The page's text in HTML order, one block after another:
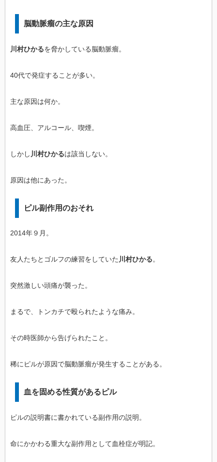
脳動脈瘤の主な原因
川村ひかるを脅かしている脳動脈瘤。
40代で発症することが多い。
主な原因は何か。
高血圧、アルコール、喫煙。
しかし 川村ひかるは該当しない。
原因は他にあった。
ピル副作用のおそれ
2014年９月。
友人たちとゴルフの練習をしていた 川村ひかる。
突然激しい頭痛が襲った。
まるで、トンカチで殴られたような痛み。
その時医師から告げられたこと。
稀にピルが原因で脳動脈瘤が発生することがある。
血を固める性質があるピル
ピルの説明書に書かれている副作用の説明。
命にかかわる重大な副作用として血栓症が明記。